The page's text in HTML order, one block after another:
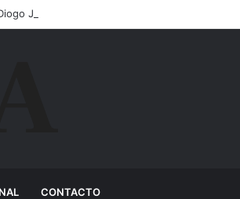
Jota ainda é motivo de choro
CONTACTO